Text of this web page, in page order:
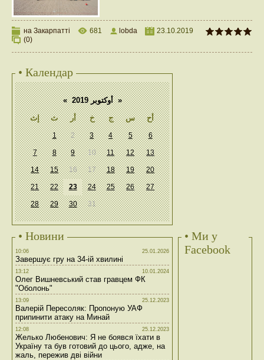
на Закарпатті 681 lobda
23.10.2019
(0)
• Календар
« أوكتوبر 2019
»
إث
ث أر خ ج س أح
1 2 3 4 5 6
7 8 9 10 11 12 13
14 15 16 17 18 19 20
21 22 23 24 25 26 27
28 29 30 31
• Новини
10:06 25.01.2026
Завершує гру на 34-ій хвилині
13:12 10.01.2024
Олег Вишневський став гравцем ФК
"Оболонь"
13:09 25.12.2023
Валерій Пересоляк: Пропоную УАФ
припинити атаку на Минай
12:08 25.12.2023
Желько Любенович: Я не боявся їхати в
Україну та був готовий до цього, адже, на
жаль, пережив дві війни
• Ми у
Facebook